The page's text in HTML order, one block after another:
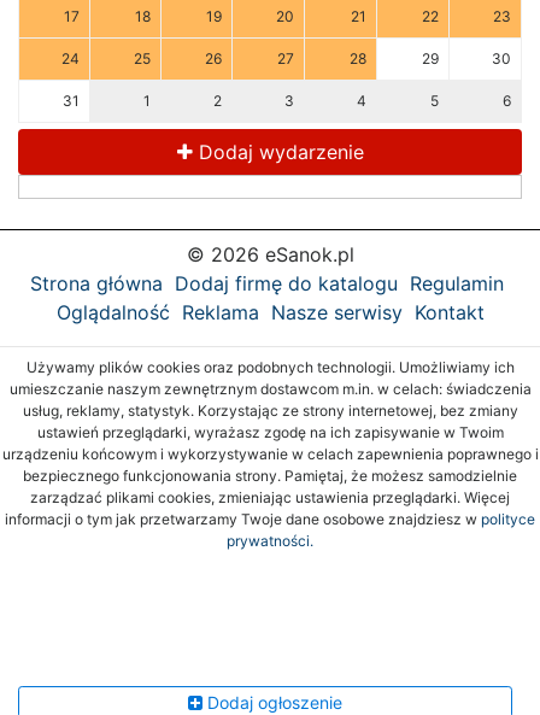
17 18 19 20 21 22 23
24 25 26 27 28 29 30
31 1 2 3 4 5 6
Dodaj wydarzenie
© 2026 eSanok.pl
Strona główna Dodaj firmę do katalogu Regulamin
Oglądalność Reklama Nasze serwisy Kontakt
Używamy plików cookies oraz podobnych technologii. Umożliwiamy ich
umieszczanie naszym zewnętrznym dostawcom m.in. w celach: świadczenia
usług, reklamy, statystyk. Korzystając ze strony internetowej, bez zmiany
ustawień przeglądarki, wyrażasz zgodę na ich zapisywanie w Twoim
urządzeniu końcowym i wykorzystywanie w celach zapewnienia poprawnego i
bezpiecznego funkcjonowania strony. Pamiętaj, że możesz samodzielnie
zarządzać plikami cookies, zmieniając ustawienia przeglądarki. Więcej
informacji o tym jak przetwarzamy Twoje dane osobowe znajdziesz w polityce
prywatności.
Dodaj ogłoszenie